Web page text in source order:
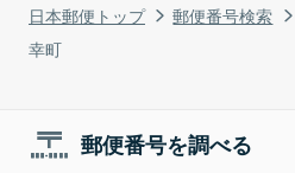
日本郵便トップ 郵便番号検索
幸町
郵便番号を調べる